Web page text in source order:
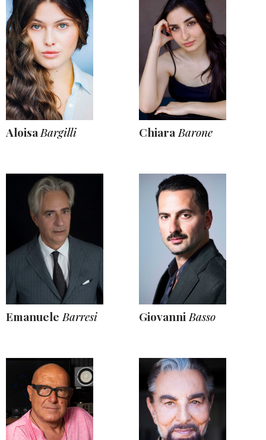
Aloisa Bargilli Chiara Barone
Emanuele Barresi Giovanni Basso